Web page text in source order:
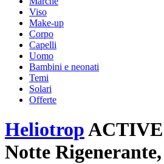
Viso
Make-up
Corpo
Capelli
Uomo
Bambini e neonati
Temi
Solari
Offerte
Heliotrop
Notte